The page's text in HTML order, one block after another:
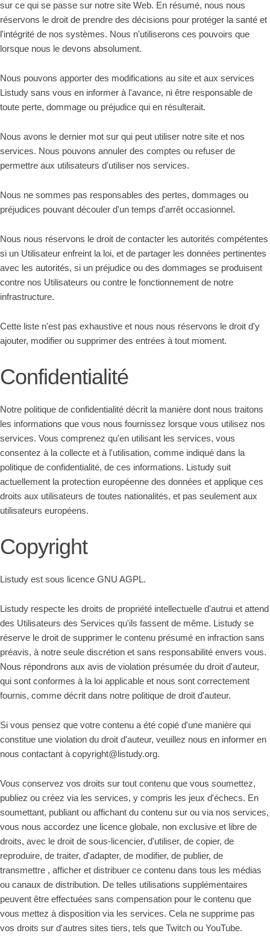
sur ce qui se passe sur notre site Web. En résumé, nous nous
réservons le droit de prendre des décisions pour protéger la santé et
l'intégrité de nos systèmes. Nous n'utiliserons ces pouvoirs que
lorsque nous le devons absolument.
Nous pouvons apporter des modifications au site et aux services
Listudy sans vous en informer à l'avance, ni être responsable de
toute perte, dommage ou préjudice qui en résulterait.
Nous avons le dernier mot sur qui peut utiliser notre site et nos
services. Nous pouvons annuler des comptes ou refuser de
permettre aux utilisateurs d'utiliser nos services.
Nous ne sommes pas responsables des pertes, dommages ou
préjudices pouvant découler d'un temps d'arrêt occasionnel.
Nous nous réservons le droit de contacter les autorités compétentes
si un Utilisateur enfreint la loi, et de partager les données pertinentes
avec les autorités, si un préjudice ou des dommages se produisent
contre nos Utilisateurs ou contre le fonctionnement de notre
infrastructure.
Cette liste n'est pas exhaustive et nous nous réservons le droit d'y
ajouter, modifier ou supprimer des entrées à tout moment.
Confidentialité
Notre politique de confidentialité décrit la manière dont nous traitons
les informations que vous nous fournissez lorsque vous utilisez nos
services. Vous comprenez qu'en utilisant les services, vous
consentez à la collecte et à l'utilisation, comme indiqué dans la
politique de confidentialité, de ces informations. Listudy suit
actuellement la protection européenne des données et applique ces
droits aux utilisateurs de toutes nationalités, et pas seulement aux
utilisateurs européens.
Copyright
Listudy est sous licence GNU AGPL.
Listudy respecte les droits de propriété intellectuelle d'autrui et attend
des Utilisateurs des Services qu'ils fassent de même. Listudy se
réserve le droit de supprimer le contenu présumé en infraction sans
préavis, à notre seule discrétion et sans responsabilité envers vous.
Nous répondrons aux avis de violation présumée du droit d'auteur,
qui sont conformes à la loi applicable et nous sont correctement
fournis, comme décrit dans notre politique de droit d'auteur.
Si vous pensez que votre contenu a été copié d'une manière qui
constitue une violation du droit d'auteur, veuillez nous en informer en
nous contactant à copyright@listudy.org.
Vous conservez vos droits sur tout contenu que vous soumettez,
publiez ou créez via les services, y compris les jeux d'échecs. En
soumettant, publiant ou affichant du contenu sur ou via nos services,
vous nous accordez une licence globale, non exclusive et libre de
droits, avec le droit de sous-licencier, d'utiliser, de copier, de
reproduire, de traiter, d'adapter, de modifier, de publier, de
transmettre , afficher et distribuer ce contenu dans tous les médias
ou canaux de distribution. De telles utilisations supplémentaires
peuvent être effectuées sans compensation pour le contenu que
vous mettez à disposition via les services. Cela ne supprime pas
vos droits sur d'autres sites tiers, tels que Twitch ou YouTube.